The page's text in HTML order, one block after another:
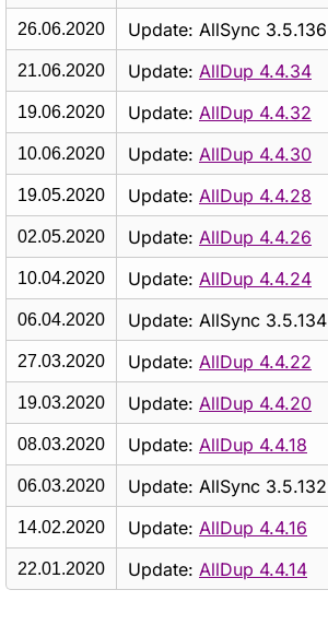
26.06.2020 Update: AllSync 3.5.136
21.06.2020 Update: AllDup 4.4.34
19.06.2020 Update: AllDup 4.4.32
10.06.2020 Update: AllDup 4.4.30
19.05.2020 Update: AllDup 4.4.28
02.05.2020 Update: AllDup 4.4.26
10.04.2020 Update: AllDup 4.4.24
06.04.2020 Update: AllSync 3.5.134
27.03.2020 Update: AllDup 4.4.22
19.03.2020 Update: AllDup 4.4.20
08.03.2020 Update: AllDup 4.4.18
06.03.2020 Update: AllSync 3.5.132
14.02.2020 Update: AllDup 4.4.16
22.01.2020 Update: AllDup 4.4.14